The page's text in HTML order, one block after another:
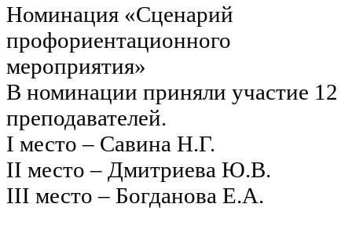
Номинация «Сценарий
профориентационного
мероприятия»
В номинации приняли участие 12
преподавателей.
I место – Савина Н.Г.
II место – Дмитриева Ю.В.
III место – Богданова Е.А.